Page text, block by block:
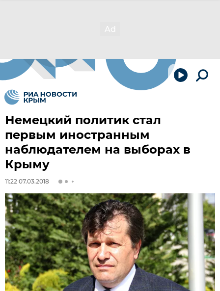
Немецкий политик стал
первым иностранным
наблюдателем на выборах в
Крыму
11:22 07.03.2018